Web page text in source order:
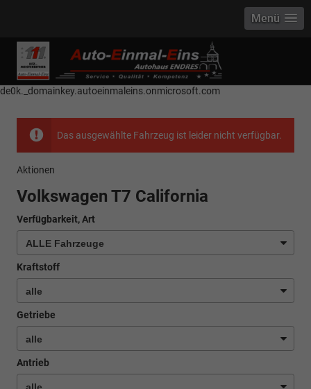
------------ Host Name : selector1._domainkey Points to address or value:
selector1-aee-de0k._domainkey.autoeinmaleins.onmicrosoft.com Host
Name : selector2._domainkey Points to address or value: selector2-aee-
de0k._domainkey.autoeinmaleins.onmicrosoft.com
Menü
Das ausgewählte Fahrzeug ist leider nicht verfügbar.
Aktionen
Volkswagen T7 California
Verfügbarkeit, Art
Kraftstoff
Getriebe
Antrieb